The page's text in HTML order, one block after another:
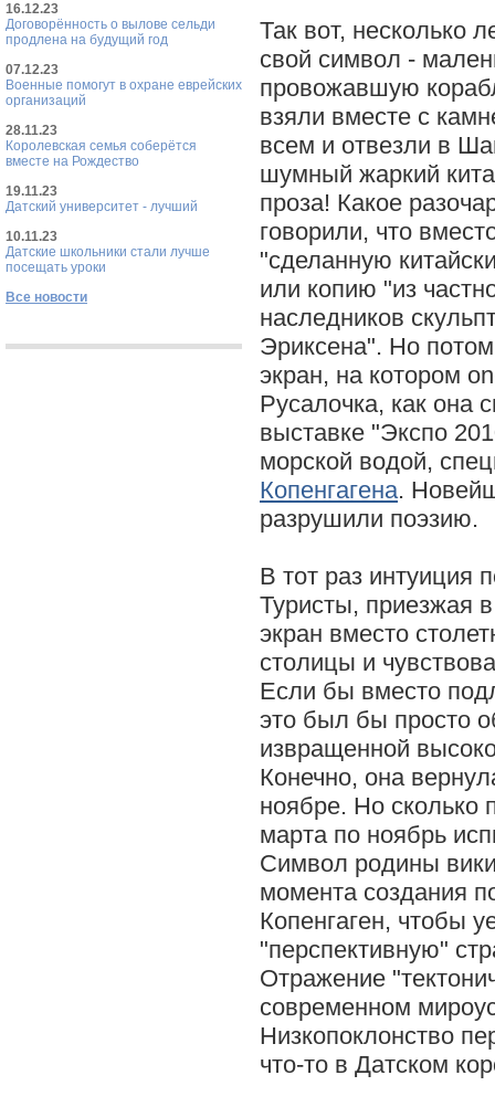
16.12.23
Договорённость о вылове сельди
продлена на будущий год
07.12.23
Военные помогут в охране еврейских
организаций
28.11.23
Королевская семья соберётся
вместе на Рождество
19.11.23
Датский университет - лучший
10.11.23
Датские школьники стали лучше
посещать уроки
Все новости
Так вот, несколько
свой символ -
провожавшую
взяли вместе с
всем и отвезли в
шумный жаркий
проза! Какое
говорили, что
"сделанную
или копию "из
наследников
Эриксена". Но
экран, на котором
Русалочка, как она
выставке "Экспо
морской водой,
Копенгагена.
разрушили поэзию.
В тот раз интуиция
Туристы, приезжая
экран вместо
столицы и
Если бы вместо
это был бы просто
извращенной
Конечно, она
ноябре. Но сколько
марта по ноябрь
Символ родины
момента создания
Копенгаген, чтобы
"перспективную"
Отражение
современном
Низкопоклонство
что-то в Датском